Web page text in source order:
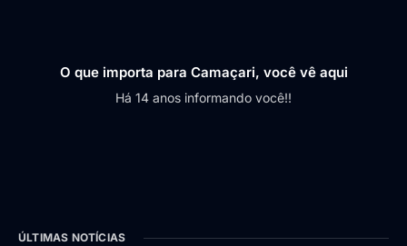
O que importa para Camaçari, você vê aqui
Há 14 anos informando você!!
ÚLTIMAS NOTÍCIAS